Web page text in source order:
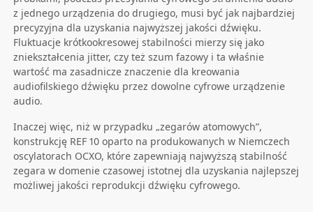
z jednego urządzenia do drugiego, musi być jak najbardziej
precyzyjna dla uzyskania najwyższej jakości dźwięku.
Fluktuacje krótkookresowej stabilności mierzy się jako
zniekształcenia jitter, czy też szum fazowy i ta właśnie
wartość ma zasadnicze znaczenie dla kreowania
audiofilskiego dźwięku przez dowolne cyfrowe urządzenie
audio.
Inaczej więc, niż w przypadku „zegarów atomowych”,
konstrukcję REF 10 oparto na produkowanych w Niemczech
oscylatorach OCXO, które zapewniają najwyższą stabilność
zegara w domenie czasowej istotnej dla uzyskania najlepszej
możliwej jakości reprodukcji dźwięku cyfrowego.